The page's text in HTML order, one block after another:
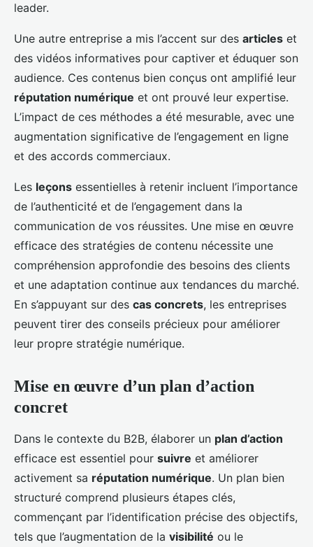
leader.
Une autre entreprise a mis l’accent sur des articles et
des vidéos informatives pour captiver et éduquer son
audience. Ces contenus bien conçus ont amplifié leur
réputation numérique et ont prouvé leur expertise.
L’impact de ces méthodes a été mesurable, avec une
augmentation significative de l’engagement en ligne
et des accords commerciaux.
Les leçons essentielles à retenir incluent l’importance
de l’authenticité et de l’engagement dans la
communication de vos réussites. Une mise en œuvre
efficace des stratégies de contenu nécessite une
compréhension approfondie des besoins des clients
et une adaptation continue aux tendances du marché.
En s’appuyant sur des cas concrets, les entreprises
peuvent tirer des conseils précieux pour améliorer
leur propre stratégie numérique.
Mise en œuvre d’un plan d’action
concret
Dans le contexte du B2B, élaborer un plan d’action
efficace est essentiel pour suivre et améliorer
activement sa réputation numérique. Un plan bien
structuré comprend plusieurs étapes clés,
commençant par l’identification précise des objectifs,
tels que l’augmentation de la visibilité ou le